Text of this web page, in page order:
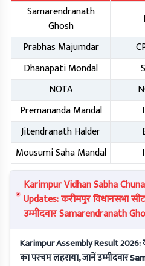
Samarendranath
Ghosh
Prabhas Majumdar
Dhanapati Mondal
NOTA
Premananda Mandal
Jitendranath Halder
Mousumi Saha Mandal
Karimpur Vidhan Sabha
Updates: करीमपुर विधानसभा
उम्मीदवार Samarendranath
Karimpur Assembly Result 2026:
का परचम लहराया, जानें उम्मीदवार